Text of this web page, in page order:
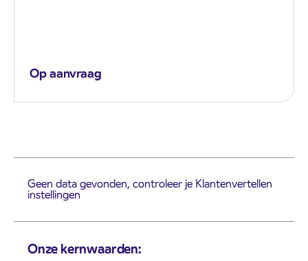
Op aanvraag
Geen data gevonden, controleer je Klantenvertellen
instellingen
Onze kernwaarden: